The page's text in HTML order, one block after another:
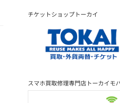
チケットショップトーカイ
スマホ買取修理専門店トーカイモ